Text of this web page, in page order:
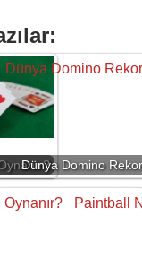
Dünya Domino